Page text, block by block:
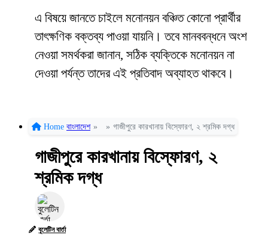
এ বিষয়ে জানতে চাইলে মনোনয়ন বঞ্চিত কোনো প্রার্থীর
তাৎক্ষণিক বক্তব্য পাওয়া যায়নি। তবে মানববন্ধনে অংশ
নেওয়া সমর্থকরা জানান, সঠিক ব্যক্তিকে মনোনয়ন না
দেওয়া পর্যন্ত তাদের এই প্রতিবাদ অব্যাহত থাকবে।
Home বাংলাদেশ » » গাজীপুরে কারখানায় বিস্ফোরণ, ২ শ্রমিক দগ্ধ
গাজীপুরে কারখানায় বিস্ফোরণ, ২
শ্রমিক দগ্ধ
বুলেটিন বার্তা